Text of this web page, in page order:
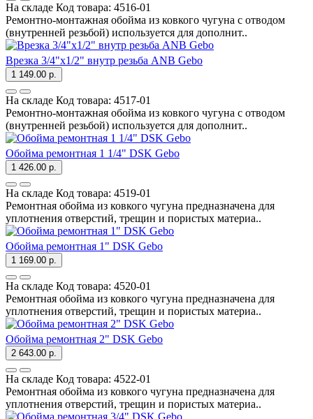
На складе Код товара: 4516-01
Ремонтно-монтажная обойма из ковкого чугуна с отводом
(внутренней резьбой) используется для дополнит..
Врезка 3/4"х1/2" внутр резьба ANB Gebo
1 149.00 р.
На складе Код товара: 4517-01
Ремонтно-монтажная обойма из ковкого чугуна с отводом
(внутренней резьбой) используется для дополнит..
Обойма ремонтная 1 1/4" DSK Gebo
1 426.00 р.
На складе Код товара: 4519-01
Ремонтная обойма из ковкого чугуна предназначена для
уплотнения отверстий, трещин и пористых материа..
Обойма ремонтная 1" DSK Gebo
1 169.00 р.
На складе Код товара: 4520-01
Ремонтная обойма из ковкого чугуна предназначена для
уплотнения отверстий, трещин и пористых материа..
Обойма ремонтная 2" DSK Gebo
2 643.00 р.
На складе Код товара: 4522-01
Ремонтная обойма из ковкого чугуна предназначена для
уплотнения отверстий, трещин и пористых материа..